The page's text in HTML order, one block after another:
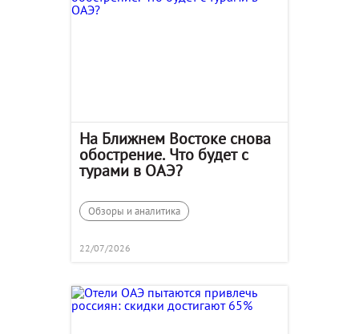
На Ближнем Востоке снова
обострение. Что будет с
турами в ОАЭ?
Обзоры и аналитика
22/07/2026